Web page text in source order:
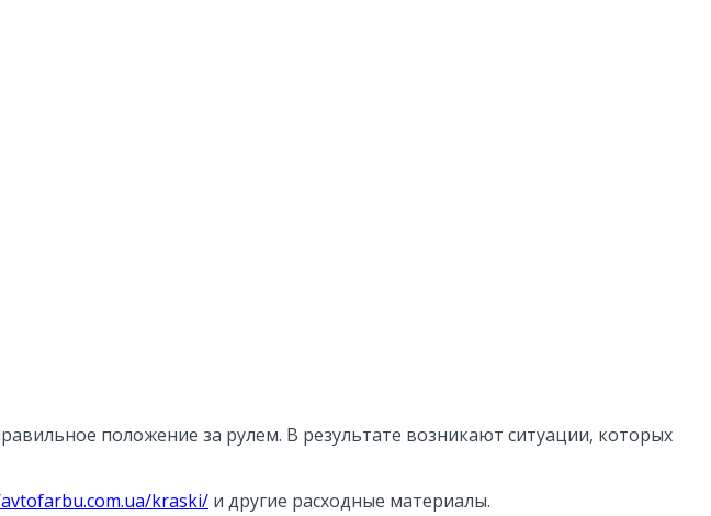
положение за рулем. В результате возникают ситуации, которых
kraski/ и другие расходные материалы.